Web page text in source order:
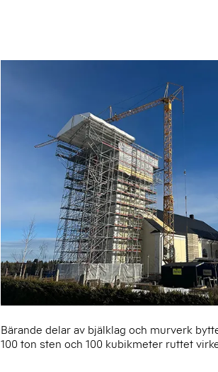
Bärande delar av bjälklag och murverk
100 ton sten och 100 kubikmeter ruttet